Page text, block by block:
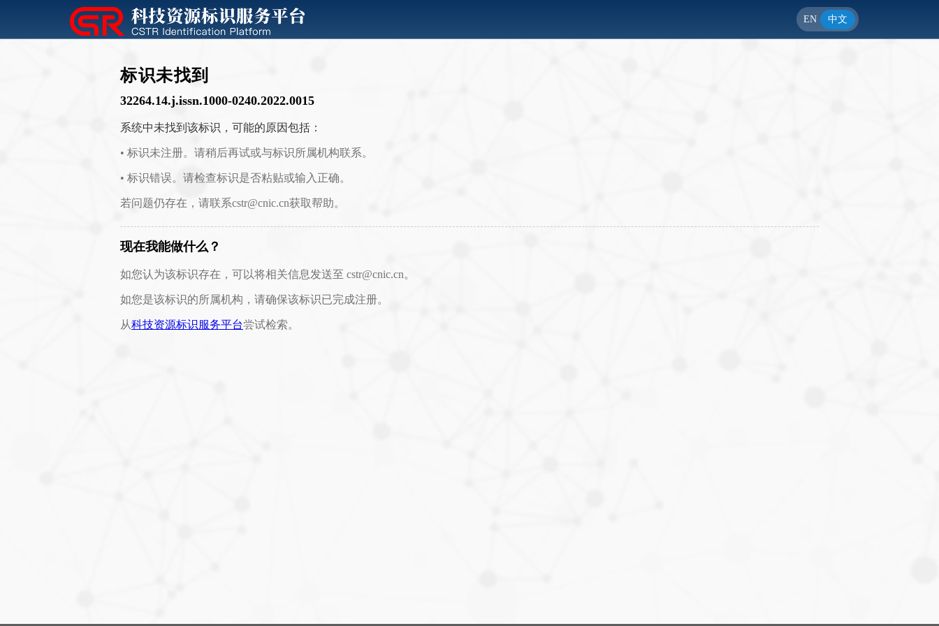
EN 中文
标识未找到
32264.14.j.issn.1000-0240.2022.0015
系统中未找到该标识，可能的原因包括：
• 标识未注册。请稍后再试或与标识所属机构联系。
• 标识错误。请检查标识是否粘贴或输入正确。
若问题仍存在，请联系cstr@cnic.cn获取帮助。
现在我能做什么？
如您认为该标识存在，可以将相关信息发送至 cstr@cnic.cn。
如您是该标识的所属机构，请确保该标识已完成注册。
从科技资源标识服务平台尝试检索。